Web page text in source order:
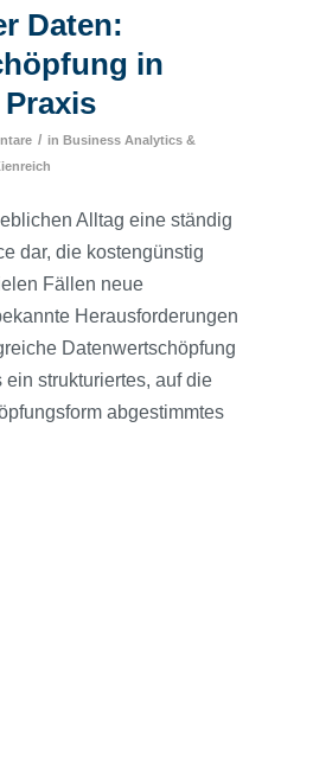
Daten:
in
/ in Business Analytics &
Alltag eine ständig
dar, die kostengünstig
Fällen neue
Herausforderungen
Daten­wertschöpfung
strukturiertes, auf die
abgestimmtes